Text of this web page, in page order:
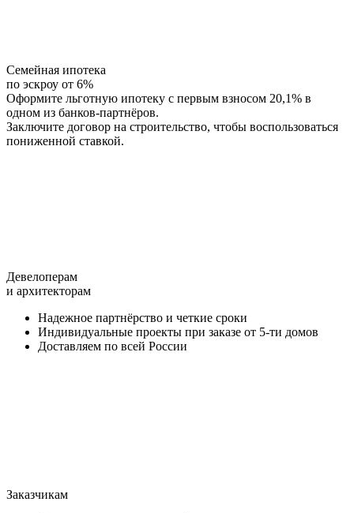
Семейная ипотека
по эскроу от 6%
Оформите льготную ипотеку с первым взносом 20,1% в
одном из банков-партнёров.
Заключите договор на строительство, чтобы воспользоваться
пониженной ставкой.
Девелоперам
и архитекторам
Надежное партнёрство и четкие сроки
Индивидуальные проекты при заказе от 5-ти домов
Доставляем по всей России
Заказчикам